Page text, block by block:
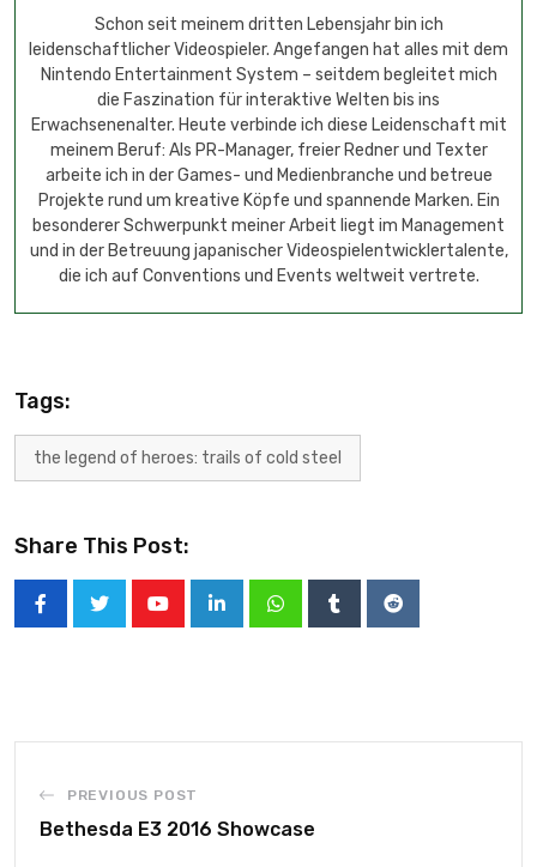
Schon seit meinem dritten Lebensjahr bin ich
leidenschaftlicher Videospieler. Angefangen hat alles mit dem
Nintendo Entertainment System – seitdem begleitet mich
die Faszination für interaktive Welten bis ins
Erwachsenenalter. Heute verbinde ich diese Leidenschaft mit
meinem Beruf: Als PR-Manager, freier Redner und Texter
arbeite ich in der Games- und Medienbranche und betreue
Projekte rund um kreative Köpfe und spannende Marken. Ein
besonderer Schwerpunkt meiner Arbeit liegt im Management
und in der Betreuung japanischer Videospielentwicklertalente,
die ich auf Conventions und Events weltweit vertrete.
Tags:
the legend of heroes: trails of cold steel
Share This Post:
PREVIOUS POST
Bethesda E3 2016 Showcase